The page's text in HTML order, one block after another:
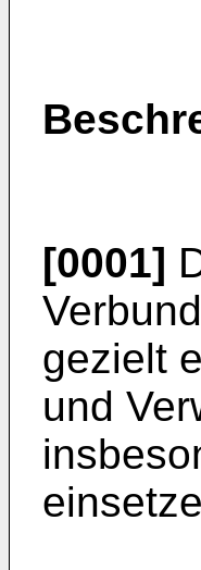
[0001]
gezielt
und